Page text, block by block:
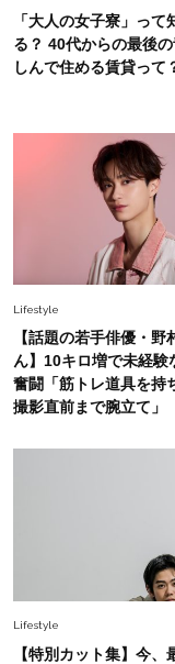
26
慣！
は？
中村
幸福
Fashion
白黒
ップ
40代
「オ
初
で
オ
「大人の女子寮」って
る？ 40代からの最後
しんで住める賃貸って
Lifestyle
【話題の若手俳優・野
ん】10キロ増で未経験
奮闘「筋トレ道具を持
撮影直前まで腕立て」
Lifestyle
【特別カット集】今、